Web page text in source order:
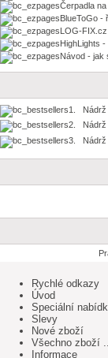
Čerpadla
BlueToGo -
LOG-
HighLights
Návod - jak
1. Nádrž
2. Nádrž
3. Nádrž
Rychlé odkazy
Úvod
Speciální
Slevy
Nové zboží
Všechno zboží ...
Informace